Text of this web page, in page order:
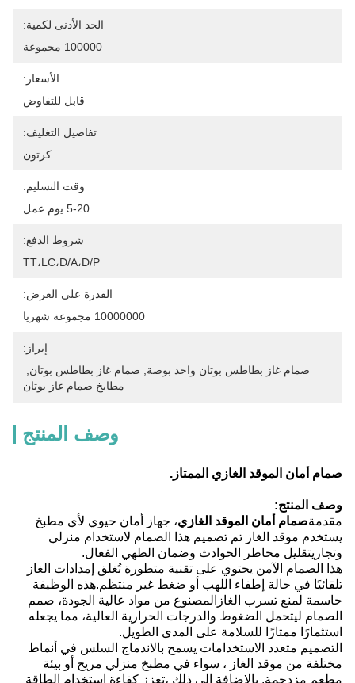
الحد الأدنى لكمية:
100000 مجموعة
الأسعار:
قابل للتفاوض
تفاصيل التغليف:
كرتون
وقت التسليم:
5-20 يوم عمل
شروط الدفع:
TT،LC،D/A،D/P
القدرة على العرض:
10000000 مجموعة شهريا
إبراز:
صمام غاز بطاطس بوتان واحد بوصة
صمام غاز بطاطس بوتان
مطابخ صمام غاز بوتان
وصف المنتج
صمام أمان الموقد الغازي الممتاز.
وصف المنتج:
مقدمةصمام أمان الموقد الغازي، جهاز أمان حيوي لأي مطبخ
يستخدم موقد الغاز تم تصميم هذا الصمام لاستخدام منزلي
وتجاريتقليل مخاطر الحوادث وضمان الطهي الفعال.
هذا الصمام الآمن يحتوي على تقنية متطورة تُغلق إمدادات الغاز
تلقائيًا في حالة إطفاء اللهب أو ضغط غير منتظم.هذه الوظيفة
حاسمة لمنع تسرب الغازالمصنوع من مواد عالية الجودة، صمم
الصمام ليتحمل الضغوط والدرجات الحرارية العالية، مما يجعله
استثمارًا ممتازًا للسلامة على المدى الطويل.
التصميم متعدد الاستخدامات يسمح بالاندماج السلس في أنماط
مختلفة من موقد الغاز ، سواء في مطبخ منزلي مريح أو بيئة
مطعم مزدحمة. بالإضافة إلى ذلك ،تعزز كفاءة استخدام الطاقة